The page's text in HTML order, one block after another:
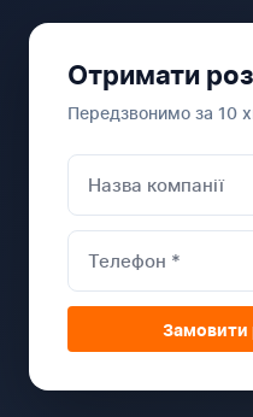
Отримати
Передзвонимо за 10
Замовити